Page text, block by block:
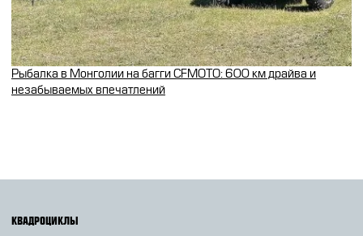
Рыбалка в Монголии на багги CFMOTO: 600 км драйва и
незабываемых впечатлений
КВАДРОЦИКЛЫ